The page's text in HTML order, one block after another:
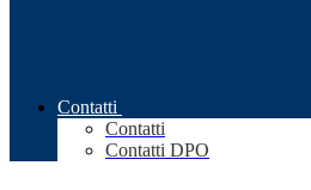
Contatti
Contatti
Contatti DPO